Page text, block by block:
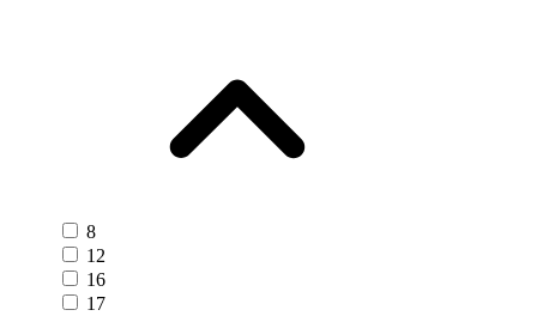
8
12
16
17